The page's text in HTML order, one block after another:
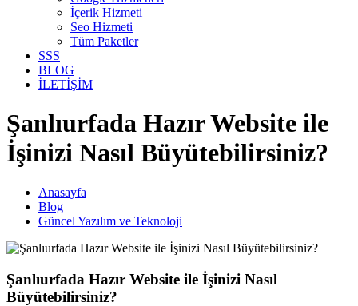
İçerik Hizmeti
Seo Hizmeti
Tüm Paketler
SSS
BLOG
İLETİŞİM
Şanlıurfada Hazır Website ile
İşinizi Nasıl Büyütebilirsiniz?
Anasayfa
Blog
Güncel Yazılım ve Teknoloji
Şanlıurfada Hazır Website ile İşinizi Nasıl
Büyütebilirsiniz?